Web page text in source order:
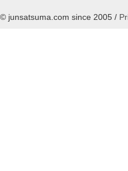
© junsatsuma.com since 2005 /